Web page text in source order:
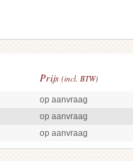
Prijs (incl. BTW)
op aanvraag
op aanvraag
op aanvraag